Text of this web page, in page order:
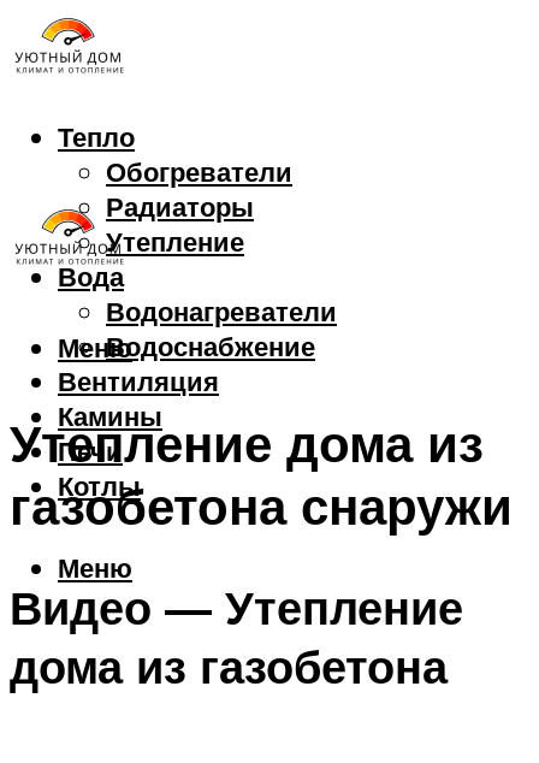
Тепло
Обогреватели
Радиаторы
Утепление
Вода
Водонагреватели
Водоснабжение
Вентиляция
Камины
Печи
Котлы
Меню
Меню
Утепление дома из
газобетона снаружи
Видео — Утепление
дома из газобетона